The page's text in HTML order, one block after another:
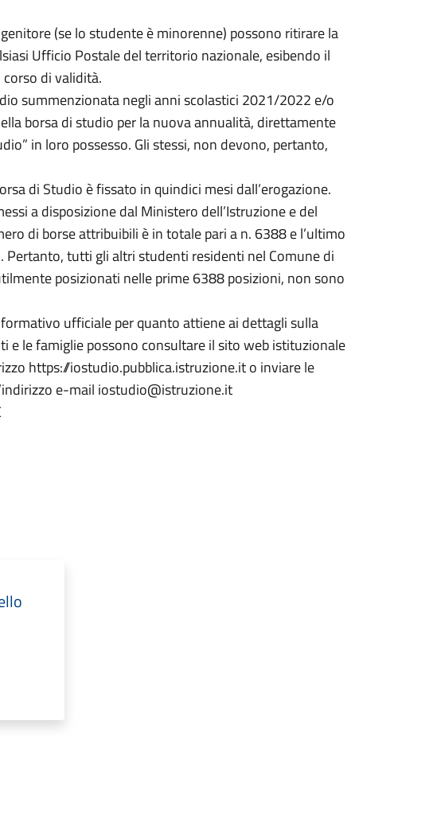
(se lo studente è minorenne) possono ritirare la
Ufficio Postale del territorio nazionale, esibendo il
di validità.
summenzionata negli anni scolastici 2021/2022 e/o
borsa di studio per la nuova annualità, direttamente
in loro possesso. Gli stessi, non devono, pertanto,
di Studio è fissato in quindici mesi dall’erogazione.
a disposizione dal Ministero dell’Istruzione e del
di borse attribuibili è in totale pari a n. 6388 e l’ultimo
Pertanto, tutti gli altri studenti residenti nel Comune di
posizionati nelle prime 6388 posizioni, non sono
ufficiale per quanto attiene ai dettagli sulla
e le famiglie possono consultare il sito web istituzionale
https://iostudio.pubblica.istruzione.it o inviare le
e-mail iostudio@istruzione.it